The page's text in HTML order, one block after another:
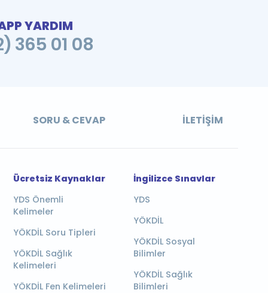
YARDIM
365 01 08
SORU & CEVAP İLETIŞIM
Ücretsiz Kaynaklar
YDS Önemli
Kelimeler
YÖKDİL Soru Tipleri
YÖKDİL Sağlık
Kelimeleri
YÖKDİL Fen Kelimeleri
İngilizce Sınavlar
YDS
YÖKDİL
YÖKDİL Sosyal
Bilimler
YÖKDİL Sağlık
Bilimleri